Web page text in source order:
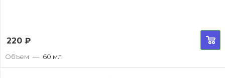
220 ₽
Объем — 60 мл